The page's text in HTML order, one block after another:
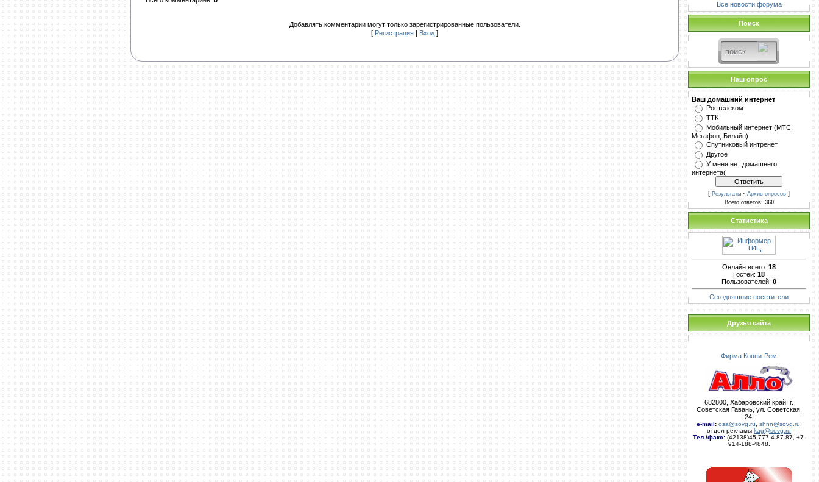
Добавлять комментарии могут только зарегистрированные пользователи.
[ Регистрация | Вход ]
Все новости форума
Поиск
Наш опрос
Ваш домашний интернет
Ростелеком
ТТК
Мобильный интернет (МТС,
Мегафон, Билайн)
Спутниковый интренет
Другое
У меня нет домашнего
интернета(
[ Результаты · Архив опросов ]
Всего ответов: 360
Статистика
Онлайн всего: 18
Гостей: 18
Пользователей: 0
Сегодняшние посетители
Друзья сайта
Фирма Коппи-Рем
682800, Хабаровский край, г.
Советская Гавань, ул. Советская,
24.
e-mail: osa@sovg.ru shnn@sovg.ru
отдел рекламы kag@sovg.ru
Тел./факс:(42138)45-777,4-87-87, +7-
914-188-4848.